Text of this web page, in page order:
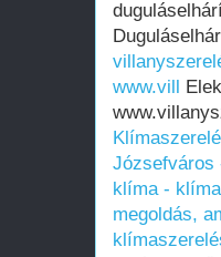
www.vill
Józsefváros
klíma -
megoldás,